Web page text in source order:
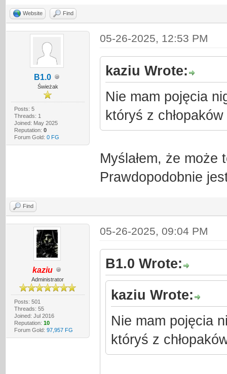
Website Find
B1.0
Świeżak
Posts: 5
Threads: 1
Joined: May 2025
Reputation: 0
Forum Gold: 0 FG
05-26-2025, 12:53 PM
kaziu Wrote:
Nie mam pojęcia
któryś z
Myślałem, że
Prawdopodobnie
Find
kaziu
Administrator
Posts: 501
Threads: 55
Joined: Jul 2016
Reputation: 10
Forum Gold: 97,957 FG
05-26-2025, 09:04 PM
B1.0 Wrote:
kaziu Wrote:
Nie mam pojęcia
któryś z